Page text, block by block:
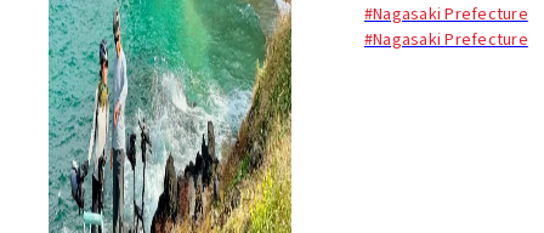
スタイルはサイクリング！中
でも、持ち運びしやすくて便
#Nagasaki Prefecture
#Nagasaki Prefecture